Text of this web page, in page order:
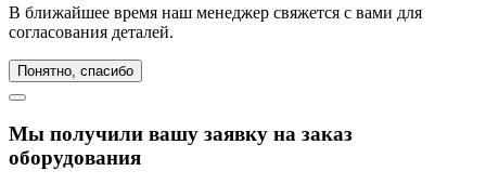
В ближайшее время наш менеджер свяжется с вами для
согласования деталей.
Понятно, спасибо
Мы получили вашу заявку на заказ
оборудования